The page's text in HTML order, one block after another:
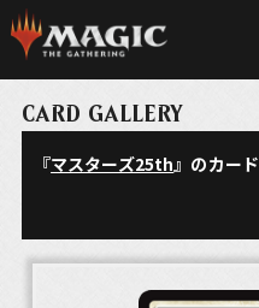
CARD GALLERY
『マスターズ25th』のカード